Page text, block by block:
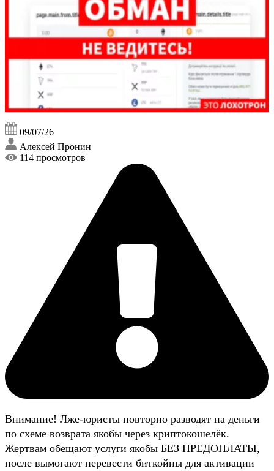
09/07/26
Алексей Пронин
114 просмотров
Внимание! Лже-юристы повторно разводят на деньги
по схеме возврата якобы через криптокошелёк.
Жертвам обещают услуги якобы БЕЗ ПРЕДОПЛАТЫ,
после вымогают перевести биткойны для активации